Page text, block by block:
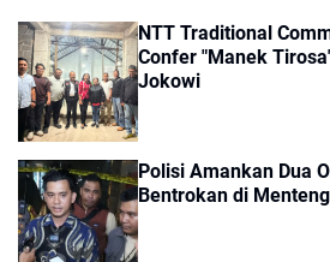
NTT Traditional
Confer "Manek
Jokowi
Polisi Amankan Dua
Bentrokan di Menteng